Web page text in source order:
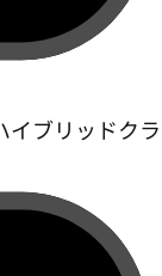
イブリッドクラ